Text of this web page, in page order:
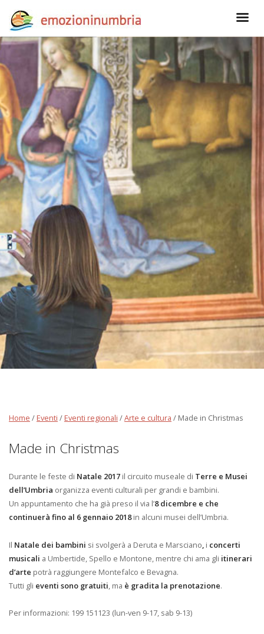
Home / Eventi / Eventi regionali /Arte e cultura / Made in Christmas
Made in Christmas
Durante le feste di Natale 2017 il circuito museale di Terre e Musei
dell’Umbria organizza eventi culturali per grandi e bambini.
Un appuntamento che ha già preso il via l’8 dicembre e che
continuerà fino al 6 gennaio 2018in alcuni musei dell’Umbria.
Il Natale dei bambini si svolgerà a Deruta e Marsciano, i concerti
musicali a Umbertide, Spello e Montone, mentre chi ama gli itinerari
d’arte potrà raggiungere Montefalco e Bevagna.
Tutti gli eventi sono gratuiti, ma è gradita la prenotazione.
Per informazioni: 199 151123 (lun-ven 9-17, sab 9-13)